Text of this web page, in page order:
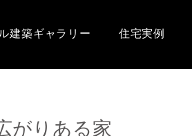
建築ギャラリー 住宅実例
がりある家